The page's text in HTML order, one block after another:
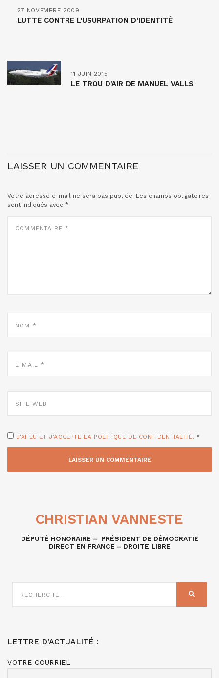
27 NOVEMBRE 2009
LUTTE CONTRE L’USURPATION D’IDENTITÉ
11 JUIN 2015
LE TROU D’AIR DE MANUEL VALLS
LAISSER UN COMMENTAIRE
Votre adresse e-mail ne sera pas publiée. Les champs obligatoires
sont indiqués avec *
MAIL
WEB
J'AI LU ET J'ACCEPTE LA POLITIQUE DE CONFIDENTIALITÉ. *
CHRISTIAN VANNESTE
DÉPUTÉ HONORAIRE – PRÉSIDENT DE DÉMOCRATIE
DIRECT EN FRANCE – DROITE LIBRE
SUR
LETTRE D’ACTUALITÉ :
VOTRE COURRIEL